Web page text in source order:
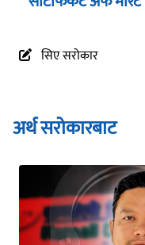
सिए सरोकार
अर्थ सरोकारबाट